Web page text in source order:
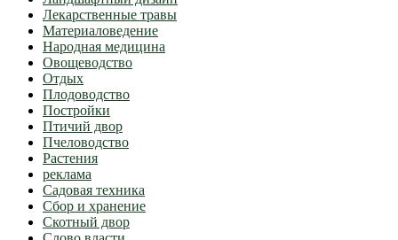
Лекарственные травы
Материаловедение
Народная медицина
Овощеводство
Отдых
Плодоводство
Постройки
Птичий двор
Пчеловодство
Растения
реклама
Садовая техника
Сбор и хранение
Скотный двор